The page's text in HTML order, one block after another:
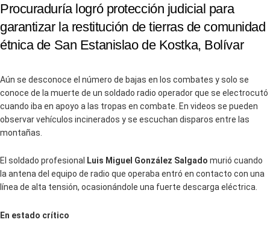
Procuraduría logró protección judicial para
garantizar la restitución de tierras de comunidad
étnica de San Estanislao de Kostka, Bolívar
Aún se desconoce el número de bajas en los combates y solo se
conoce de la muerte de un soldado radio operador que se electrocutó
cuando iba en apoyo a las tropas en combate. En videos se pueden
observar vehículos incinerados y se escuchan disparos entre las
montañas.
El soldado profesional Luis Miguel González Salgado murió cuando
la antena del equipo de radio que operaba entró en contacto con una
línea de alta tensión, ocasionándole una fuerte descarga eléctrica.
En estado crítico